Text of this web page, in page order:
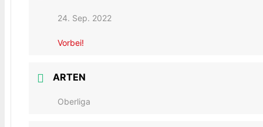
24. Sep. 2022
Vorbei!
ARTEN
Oberliga